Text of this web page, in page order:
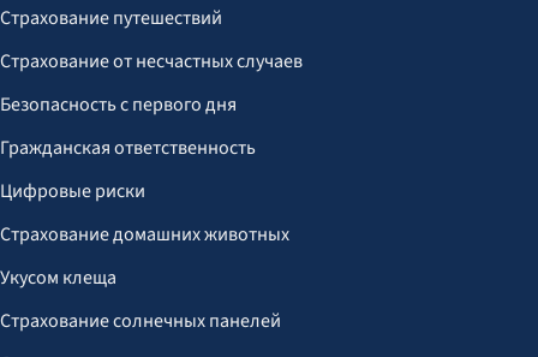
Страхование путешествий
Страхование от несчастных случаев
Безопасность с первого дня
Гражданская ответственность
Цифровые риски
Страхование домашних животных
Укусом клеща
Страхование солнечных панелей